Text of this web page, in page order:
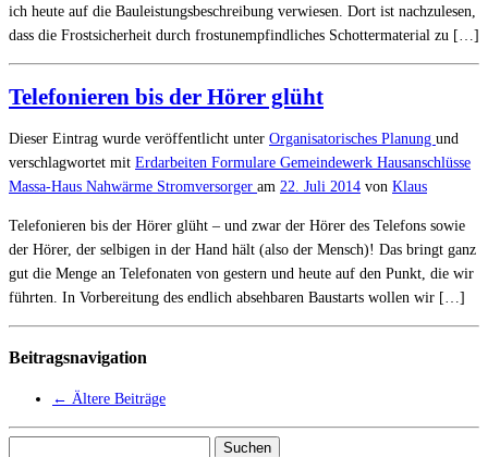
ich heute auf die Bauleistungsbeschreibung verwiesen. Dort ist nachzulesen,
dass die Frostsicherheit durch frostunempfindliches Schottermaterial zu […]
Telefonieren bis der Hörer glüht
Dieser Eintrag wurde veröffentlicht unter Organisatorisches Planung und
verschlagwortet mit Erdarbeiten Formulare Gemeindewerk Hausanschlüsse
Massa-Haus Nahwärme Stromversorger am 22. Juli 2014 von Klaus
Telefonieren bis der Hörer glüht – und zwar der Hörer des Telefons sowie
der Hörer, der selbigen in der Hand hält (also der Mensch)! Das bringt ganz
gut die Menge an Telefonaten von gestern und heute auf den Punkt, die wir
führten. In Vorbereitung des endlich absehbaren Baustarts wollen wir […]
Beitragsnavigation
← Ältere Beiträge